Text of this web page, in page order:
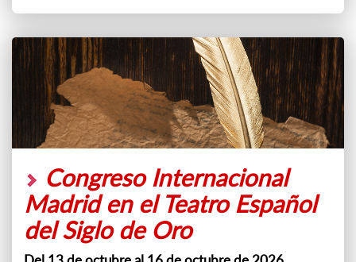
Congreso Internacional
Madrid en el Teatro Español
del Siglo de Oro